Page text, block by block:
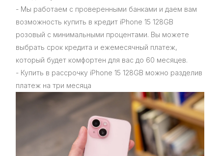
- Мы работаем с проверенными банками и даем вам
возможность купить в кредит iPhone 15 128GB
розовый с минимальными процентами. Вы можете
выбрать срок кредита и ежемесячный платеж,
который будет комфортен для вас до 60 месяцев.
- Купить в рассрочку iPhone 15 128GB можно разделив
платеж на три месяца